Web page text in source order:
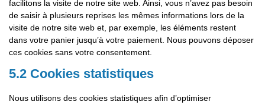
facilitons la visite de notre site web. Ainsi, vous n’avez pas besoin
de saisir à plusieurs reprises les mêmes informations lors de la
visite de notre site web et, par exemple, les éléments restent
dans votre panier jusqu’à votre paiement. Nous pouvons déposer
ces cookies sans votre consentement.
5.2 Cookies statistiques
Nous utilisons des cookies statistiques afin d’optimiser